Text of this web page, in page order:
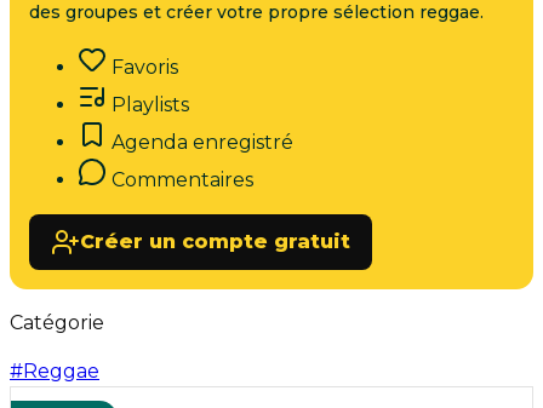
des groupes et créer votre propre sélection reggae.
Favoris
Playlists
Agenda enregistré
Commentaires
Créer un compte gratuit
Catégorie
#Reggae